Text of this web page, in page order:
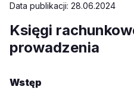
Data publikacji: 28.06.2024
Księgi
prowadzenia
Wstęp